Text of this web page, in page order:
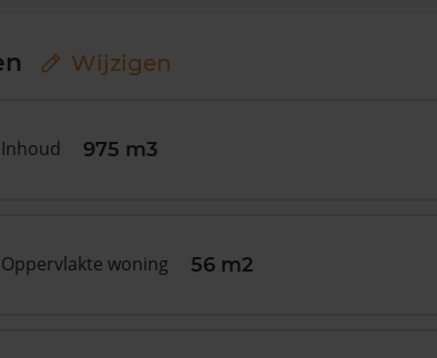
Wijzigen
Inhoud 975 m3
Oppervlakte woning 56 m2